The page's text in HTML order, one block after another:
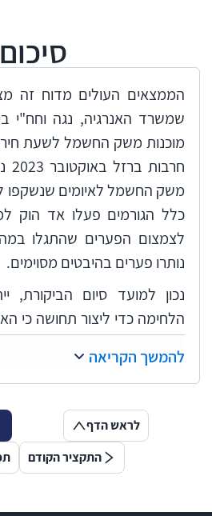
סיכום
הממצאים העולים מדוח זה
שמשרד האנרגיה, נגה וחח"י
מוכנות משק החשמל לשעת
משק החשמל לאיומים שנשקפו
כלל הגורמים פעלו אד הוק
לצמצום הפערים שהתגלו
נותרו פערים בהיבטים מסוימים.
נכון למועד סיום הביקורת,
הלחימה כדי ליצור תחושה כי
פחת, ועל כן ניתן להאט את
למלחמה. אולם מלחמת
הסיכון שבאי-היערכות
החשמל לעיתות חירום. על
רשות החשמל וחח"י
לסגירת הפערים שנמצאו בדוח
האיומים הנשקפים
להמשך הקריאה
לראש הדף
התקציר הקודם